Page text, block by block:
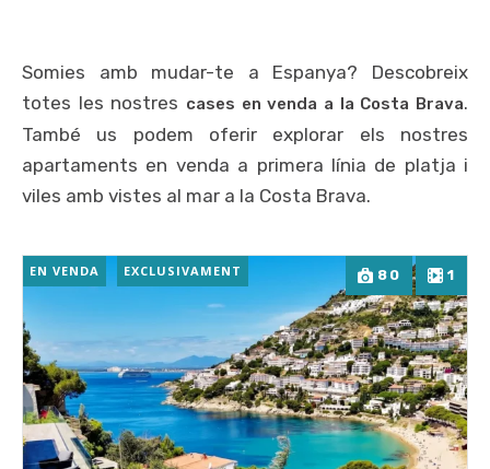
Somies amb mudar-te a Espanya? Descobreix
totes les nostres cases en venda a la Costa Brava.
També us podem oferir explorar els nostres
apartaments en venda a primera línia de platja i
viles amb vistes al mar a la Costa Brava.
80 1
EN VENDA EXCLUSIVAMENT